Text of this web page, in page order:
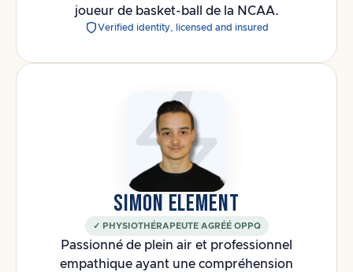
joueur de basket-ball de la NCAA.
Verified identity, licensed and insured
SIMON ELEMENT
✓ PHYSIOTHÉRAPEUTE AGRÉÉ OPPQ
Passionné de plein air et professionnel
empathique ayant une compréhension